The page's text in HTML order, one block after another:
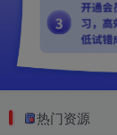
热门资源